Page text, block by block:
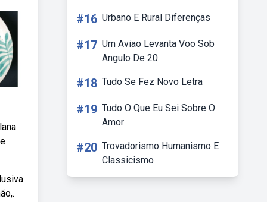
#16 Urbano E Rural Diferenças
#17 Um Aviao Levanta Voo Sob
Angulo De 20
#18 Tudo Se Fez Novo Letra
#19 Tudo O Que Eu Sei Sobre O
Amor
#20 Trovadorismo Humanismo E
Classicismo